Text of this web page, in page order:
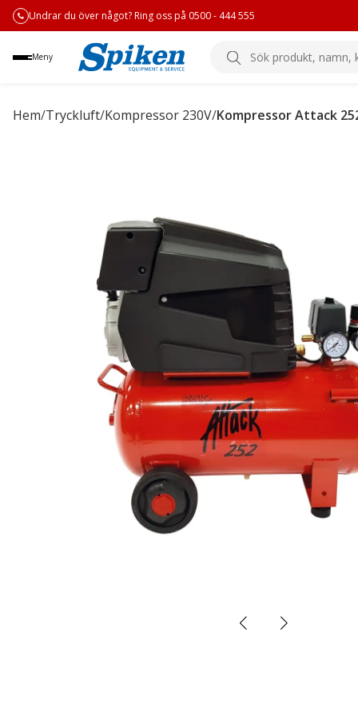
Undrar du över något? Ring oss på 0500 - 444 555
Meny
Sök
produkt,
kategori
Hem/Tryckluft/Kompressor 230V/Kompressor Attack